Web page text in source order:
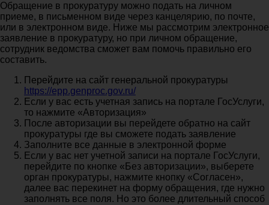
Обращение в прокуратуру можно подать на личном
приеме, в письменном виде через канцелярию, по почте,
или в электронном виде. Ниже мы рассмотрим электронное
заявление в прокуратуру, но при личном обращение,
сотрудник ведомства сможет вам помочь правильно его
составить.
Перейдите на сайт генеральной прокуратуры
https://epp.genproc.gov.ru/
Если у вас есть учетная запись на портале ГосУслуги,
то нажмите «Авторизация»
После авторизации вы перейдете обратно на сайт
прокуратуры где вы сможете подать заявление
Заполните все данные в электронной форме
Если у вас нет учетной записи на портале ГосУслуги,
перейдите по кнопке «Без авторизации», выберете
орган прокуратуры, нажмите кнопку «Согласен»,
далее вас перекинет на форму обращения, где нужно
заполнять все поля. Но это более длительный способ